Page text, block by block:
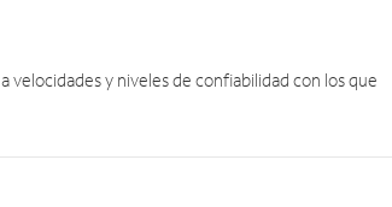
y niveles de confiabilidad con los que